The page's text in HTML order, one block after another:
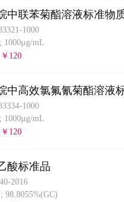
中联苯菊酯溶液标准物
1000
; 1000μg/mL
￥120
中高效氯氟氰菊酯溶液
1000
; 1000μg/mL
￥120
酸标准品
2016
; 98.8055%(GC)